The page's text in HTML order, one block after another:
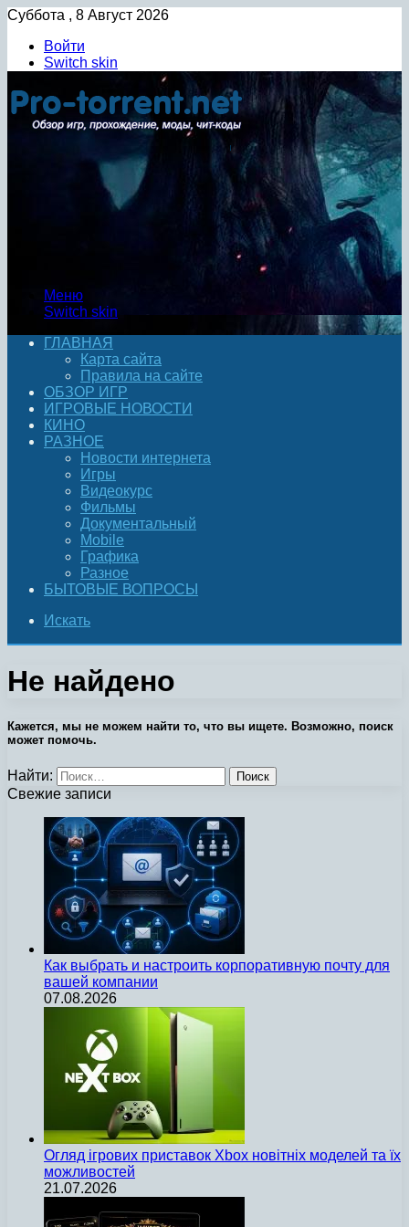
Суббота , 8 Август 2026
Войти
Switch skin
Меню
Switch skin
ГЛАВНАЯ
Карта сайта
Правила на сайте
ОБЗОР ИГР
ИГРОВЫЕ НОВОСТИ
КИНО
РАЗНОЕ
Новости интернета
Игры
Видеокурс
Фильмы
Документальный
Mobile
Графика
Разное
БЫТОВЫЕ ВОПРОСЫ
Искать
Не найдено
Кажется, мы не можем найти то, что вы ищете. Возможно, поиск
может помочь.
Найти:
Свежие записи
Как выбрать и настроить корпоративную почту для
вашей компании
07.08.2026
Огляд ігрових приставок Xbox новітніх моделей та їх
можливостей
21.07.2026